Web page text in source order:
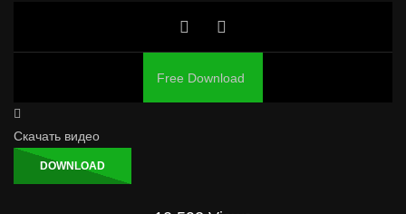
Free Download
Скачать видео
DOWNLOAD